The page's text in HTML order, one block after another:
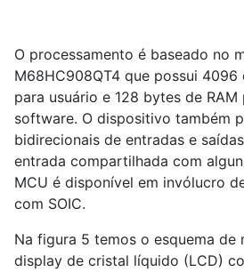
O processamento é baseado no
M68HC908QT4 que possui 4096
para usuário e 128 bytes de
software. O dispositivo também
bidirecionais de entradas e
entrada compartilhada com
MCU é disponível em invólucro
com SOIC.
Na figura 5 temos o esquema de
display de cristal líquido (LCD)